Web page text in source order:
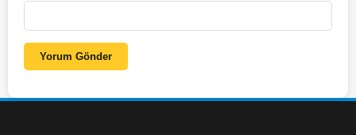
Yorum Gönder